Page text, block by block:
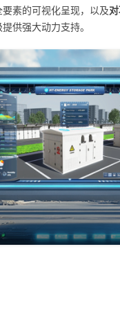
要素的可视化呈现，以及
供强大动力支持。